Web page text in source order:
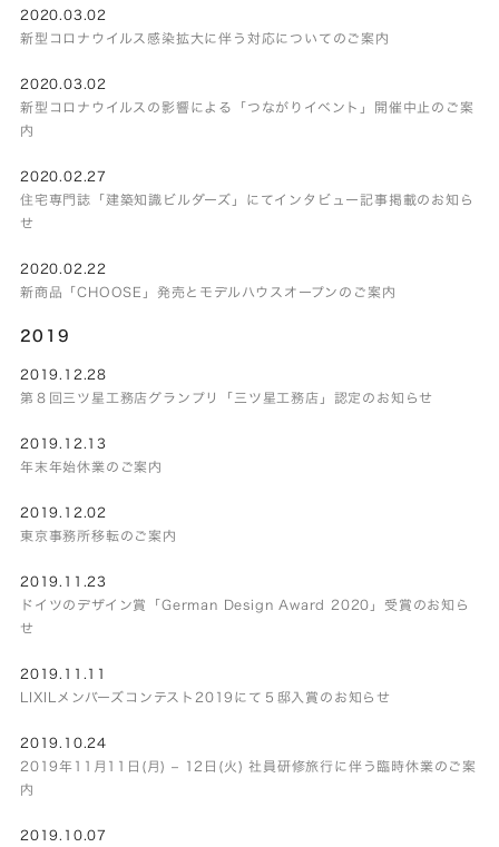
2020.03.02
新型コロナウイルス感染拡大に伴う対応についてのご案内
2020.03.02
新型コロナウイルスの影響による「つながりイベント」開催中止のご案
内
2020.02.27
住宅専門誌「建築知識ビルダーズ」にてインタビュー記事掲載のお知ら
せ
2020.02.22
新商品「CHOOSE」発売とモデルハウスオープンのご案内
2019
2019.12.28
第８回三ツ星工務店グランプリ「三ツ星工務店」認定のお知らせ
2019.12.13
年末年始休業のご案内
2019.12.02
東京事務所移転のご案内
2019.11.23
ドイツのデザイン賞「German Design Award 2020」受賞のお知ら
せ
2019.11.11
LIXILメンバーズコンテスト2019にて５邸入賞のお知らせ
2019.10.24
2019年11月11日(月) – 12日(火) 社員研修旅行に伴う臨時休業のご案
内
2019.10.07